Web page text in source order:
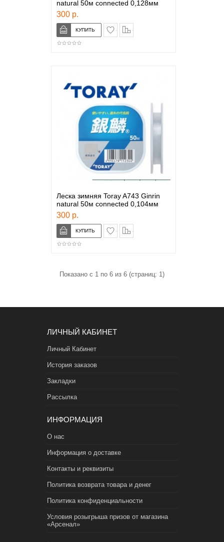
natural 50м connected 0,128мм
300 р.
в закладки
Леска зимняя Toray A743 Ginrin
natural 50м connected 0,104мм
300 р.
в закладки
Показано с 1 по 6 из 6 (страниц: 1)
ЛИЧНЫЙ КАБИНЕТ
Личный Кабинет
История заказов
Закладки
Рассылка
ИНФОРМАЦИЯ
О нас
Информация о доставке
Контакты и реквизиты
Политика возврата товара и денег
Политика конфиденциальности
Условия розыгрыша призов от магазина
«Арсенал»